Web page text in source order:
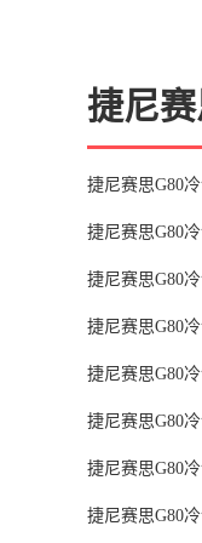
捷尼
捷尼赛思G80
捷尼赛思G80
捷尼赛思G80
捷尼赛思G80
捷尼赛思G80
捷尼赛思G80
捷尼赛思G80